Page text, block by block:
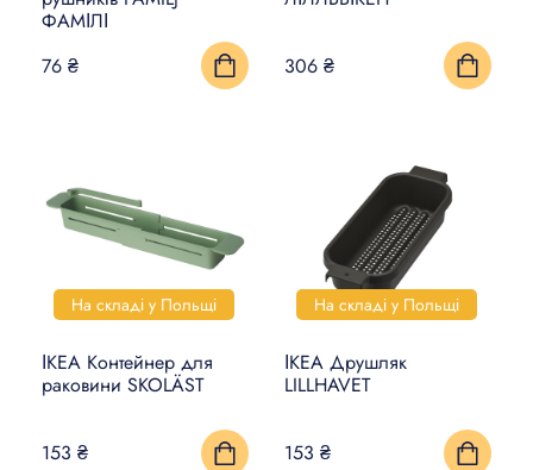
КИЛИМИ, ЦИНОВКИ ТА
ПІДЛОГИ
ТОВАРИ ДЛЯ ТВАРИН
ФАМІЛІ
76 ₴
306 ₴
На складі у Польщі
ІКЕА Контейнер для
раковини SKOLÄST
153 ₴
На складі у Польщі
ІКЕА Друшляк
LILLHAVET
153 ₴